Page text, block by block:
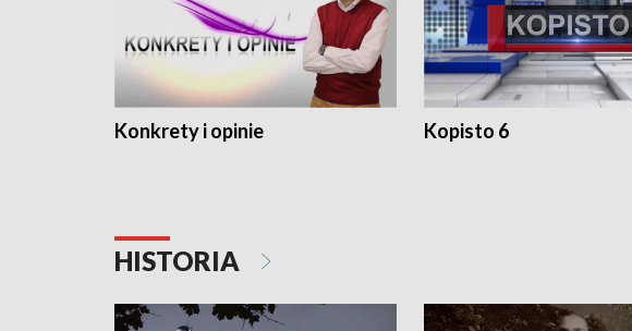
Konkrety i opinie Kopisto 6
HISTORIA